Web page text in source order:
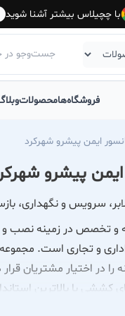
با چچیلاس بیشتر آشنا شوید
فروشگاه‌هامحصولات
ایمن پیشرو شهرکرد
پیشرو
سرویس و نگهداری،
تخصص در زمینه نصب و
و تجاری است.
را در اختیار مشتریان
با بالاترین
مزایای خاص خود را